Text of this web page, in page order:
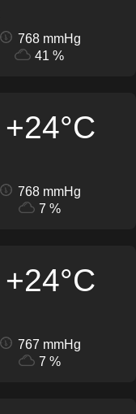
768 mmHg
41 %
+24°C
768 mmHg
7 %
+24°C
767 mmHg
7 %